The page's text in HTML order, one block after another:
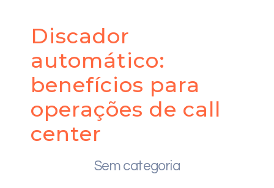
Discador
automático:
benefícios para
operações de call
center
Sem categoria